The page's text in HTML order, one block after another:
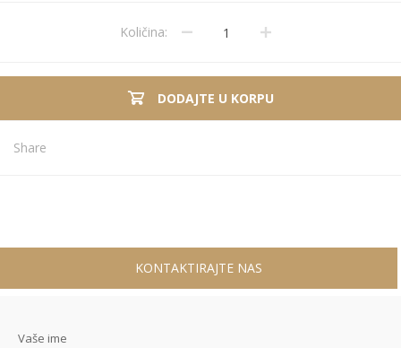
Količina:
DODAJTE U KORPU
Share
KONTAKTIRAJTE NAS
Vaše ime